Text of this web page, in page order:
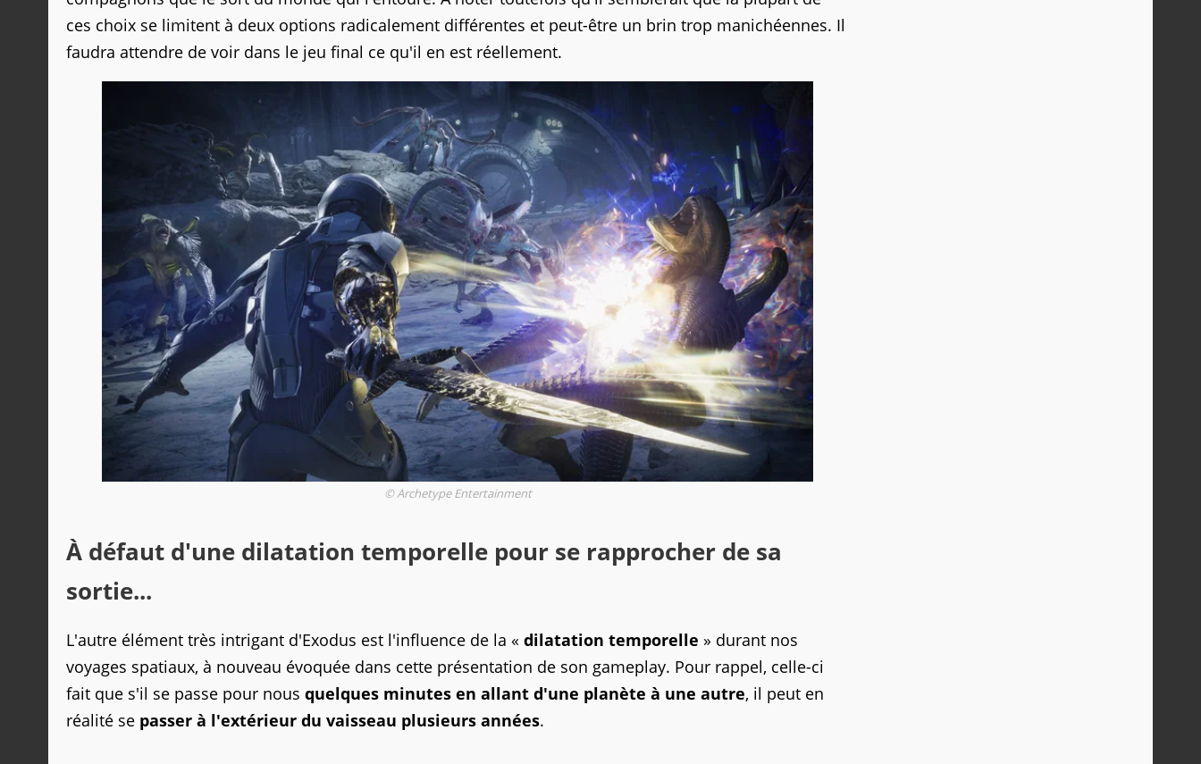
ces choix se limitent à deux options radicalement différentes et peut-être un brin trop manichéennes. Il
faudra attendre de voir dans le jeu final ce qu'il en est réellement.
© Archetype Entertainment
À défaut d'une dilatation temporelle pour se rapprocher de sa
sortie...
L'autre élément très intrigant d'Exodus est l'influence de la « dilatation temporelle » durant nos
voyages spatiaux, à nouveau évoquée dans cette présentation de son gameplay. Pour rappel, celle-ci
fait que s'il se passe pour nous quelques minutes en allant d'une planète à une autre, il peut en
réalité se passer à l'extérieur du vaisseau plusieurs années.